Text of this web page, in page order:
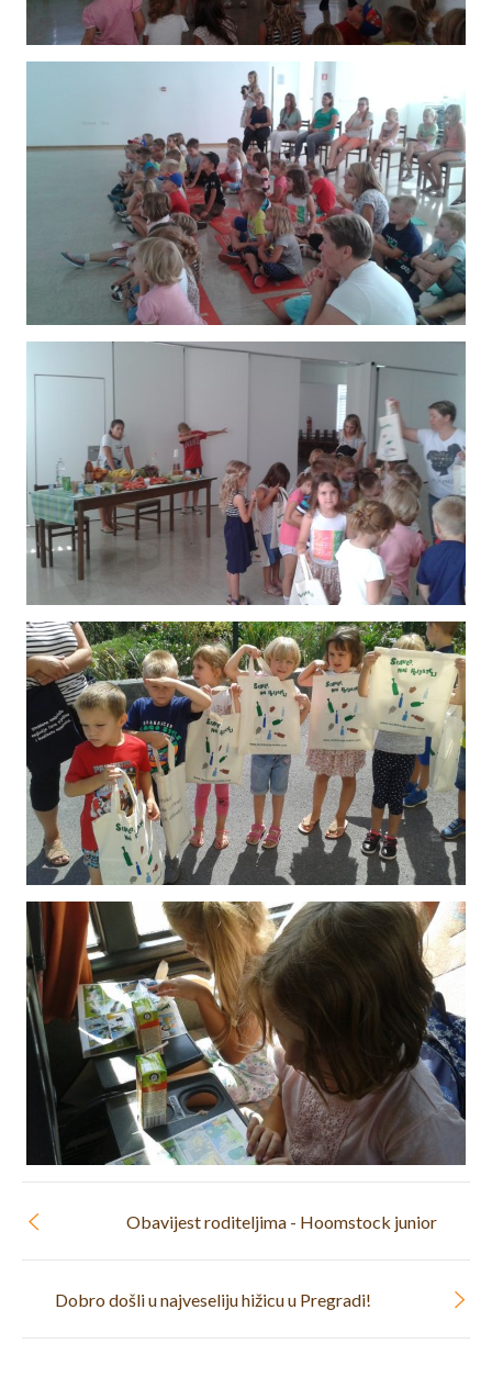
Dobro došli u najveseliju hižicu u Pregradi!
Obavijest roditeljima - Hoomstock junior